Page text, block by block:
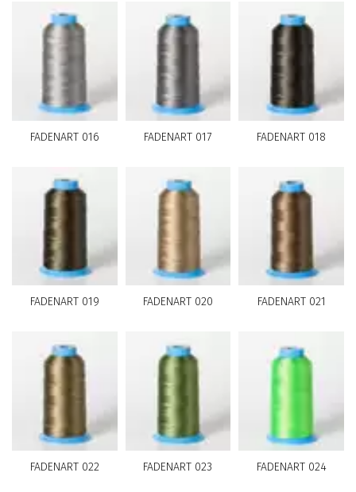
FADENART 016 FADENART 017 FADENART 018
FADENART 019 FADENART 020 FADENART 021
FADENART 022 FADENART 023 FADENART 024